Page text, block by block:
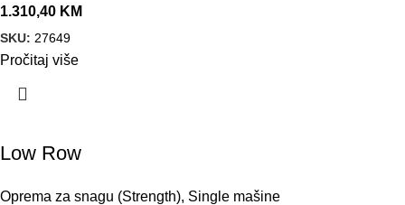
1.310,40 KM
SKU: 27649
Pročitaj više
Low Row
Oprema za snagu (Strength), Single mašine